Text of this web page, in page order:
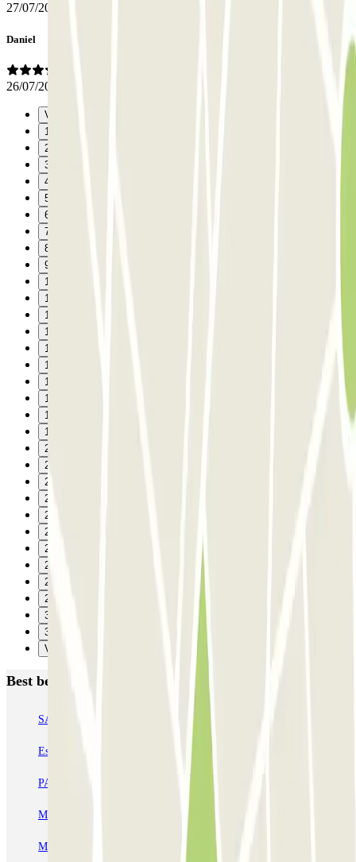
27/07/2026
Daniel
26/07/2026
Vorige
1
2
3
4
5
6
7
8
9
10
11
12
13
14
15
16
17
18
19
20
21
22
23
24
25
26
27
28
29
30
31
Verzenden
Best beoordeelde parkeergarages in Rome
SABA Piazza di Spagna - Villa Borghese
Esquilino (Roma) MONDIAL Laparelli
PARK ROMA COLOMBO Park Roma Ostiense
MUOVIAMO Parioli MUOVIAMO Flaminio
MUOVIAMO Pinciano